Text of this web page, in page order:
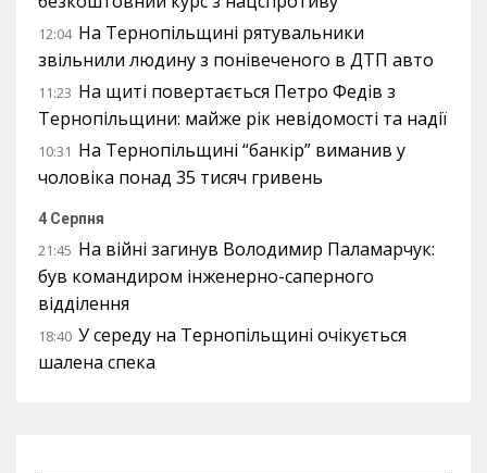
12:04 На Тернопільщині рятувальники
звільнили людину з понівеченого в ДТП авто
11:23 На щиті повертається Петро Федів з
Тернопільщини: майже рік невідомості та надії
10:31 На Тернопільщині “банкір” виманив у
чоловіка понад 35 тисяч гривень
4 Серпня
21:45 На війні загинув Володимир Паламарчук:
був командиром інженерно-саперного
відділення
18:40 У середу на Тернопільщині очікується
шалена спека